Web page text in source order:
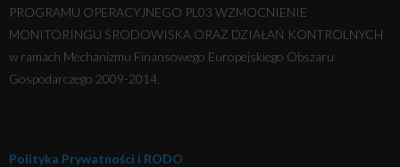
PROGRAMU OPERACYJNEGO PL03 WZMOCNIENIE
MONITORINGU ŚRODOWISKA ORAZ DZIAŁAŃ KONTROLNYCH
w ramach Mechanizmu Finansowego Europejskiego Obszaru
Gospodarczego 2009-2014.
Polityka Prywatności i RODO